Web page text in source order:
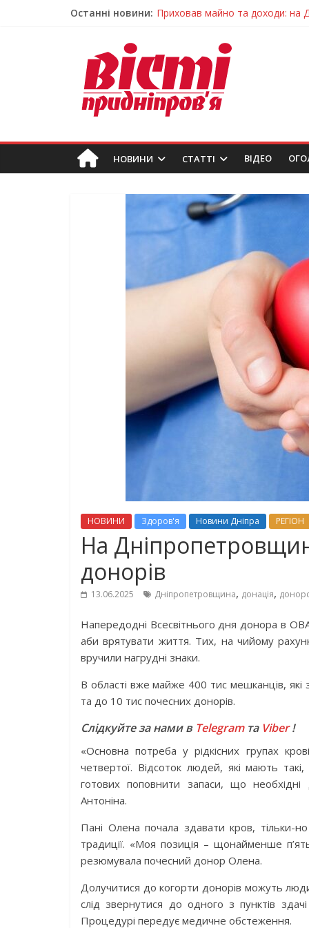
Останні новини: Приховав майно та доходи: на
У Дніпрі змагалися
Гречана каша з овочами і
Як обрати розмір крафтового
НОВИНИ СТАТТІ ВIДЕО
НОВИНИ Здоров'я Новини Дніпра РЕГІОН
На
донорів
13.06.2025 Дніпропетровщина, донація,
Напередодні Всесвітнього дня донора в
аби врятувати життя. Тих, на чийому
вручили нагрудні знаки.
В області вже майже 400 тис мешканців,
та до 10 тис почесних донорів.
Слідкуйте за нами в Telegramта Viber!
«Основна потреба у рідкісних групах
четвертої. Відсоток людей, які мають
готових поповнити запаси, що необхідні
Антоніна.
Пані Олена почала здавати кров, тільки-
традиції. «Моя позиція – щонайменше
резюмувала почесний донор Олена.
Долучитися до когорти донорів можуть
слід звернутися до одного з пунктів
Процедурі передує медичне обстеження.